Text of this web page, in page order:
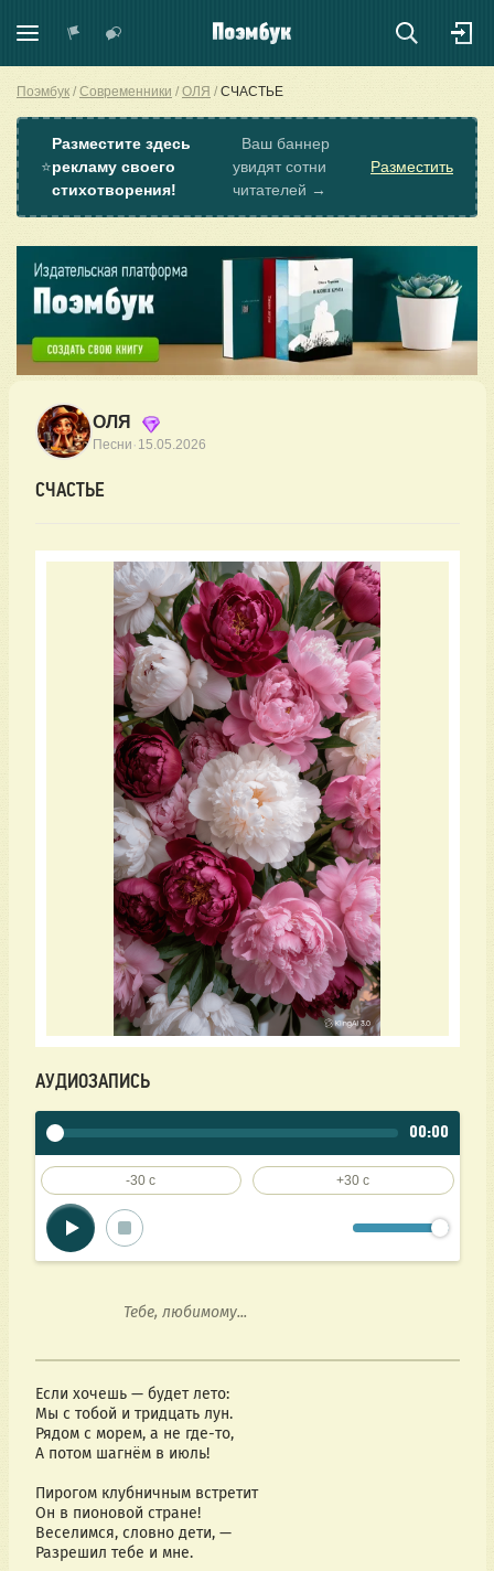
Поэмбук Современники ОЛЯ СЧАСТЬЕ
⭐
Разместите здесь
рекламу своего
стихотворения!
Ваш баннер
увидят сотни
читателей →
Разместить
ОЛЯ
Песни · 15.05.2026
СЧАСТЬЕ
АУДИОЗАПИСЬ
00:00
-30 c +30 c
Если хочешь — будет лето:
Мы с тобой и тридцать лун.
Рядом с морем, а не где-то,
А потом шагнём в июль!
Пирогом клубничным встретит
Он в пионовой стране!
Веселимся, словно дети, —
Разрешил тебе и мне.